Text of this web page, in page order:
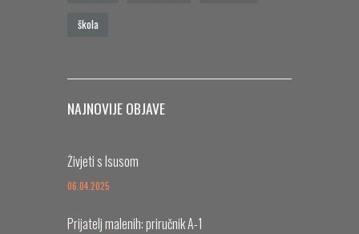
škola
NAJNOVIJE OBJAVE
Živjeti s Isusom
06.04.2025
Prijatelj malenih: priručnik A-1